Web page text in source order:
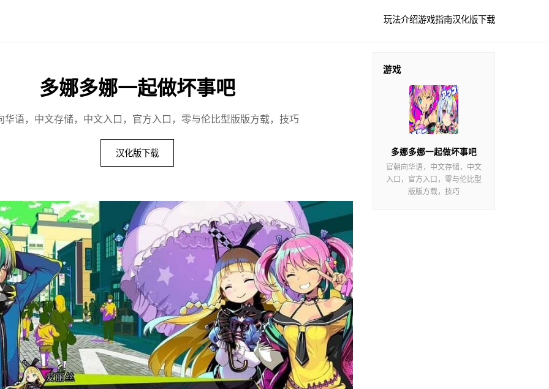
玩法介绍游戏指南汉化版下载
多娜多娜一起做坏事吧
华语，中文存储，中文入口，官方入口，零与伦比型版版方载，技巧
汉化版下载
游戏
多娜多娜一起做坏事吧
官朝向华语，中文存储，中文
入口，官方入口，零与伦比型
版版方载，技巧